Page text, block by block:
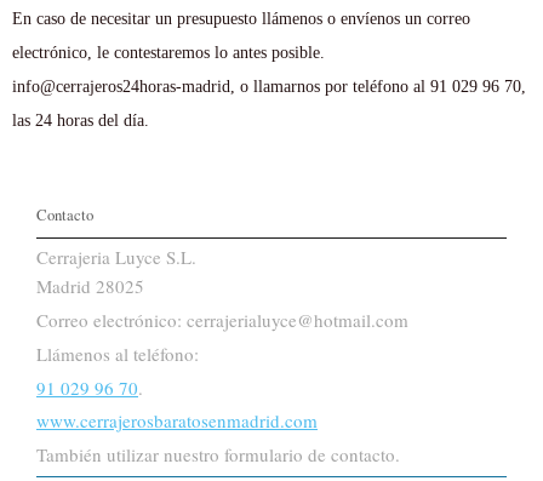
En caso de necesitar un presupuesto llámenos o envíenos un correo
electrónico, le contestaremos lo antes posible.
info@cerrajeros24horas-madrid, o llamarnos por teléfono al 91 029 96 70,
las 24 horas del día.
Contacto
Cerrajeria Luyce S.L.
Madrid 28025
Correo electrónico: cerrajerialuyce@hotmail.com
Llámenos al teléfono:
91 029 96 70.
www.cerrajerosbaratosenmadrid.com
También utilizar nuestro formulario de contacto.